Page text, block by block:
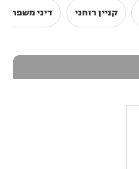
קניין רוחני דיני משפחה